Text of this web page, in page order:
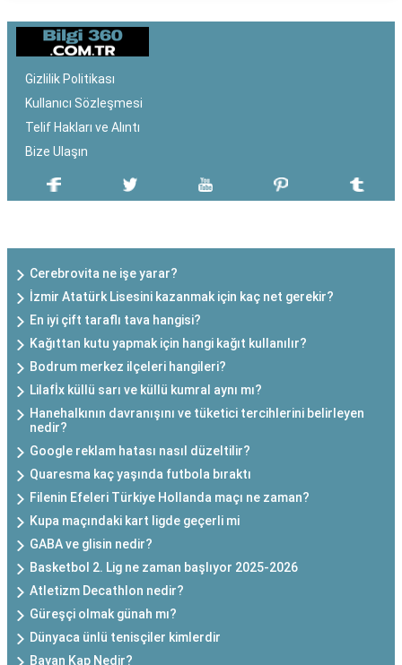
Gizlilik Politikası
Kullanıcı Sözleşmesi
Telif Hakları ve Alıntı
Bize Ulaşın
Cerebrovita ne işe yarar?
İzmir Atatürk Lisesini kazanmak için kaç net gerekir?
En iyi çift taraflı tava hangisi?
Kağıttan kutu yapmak için hangi kağıt kullanılır?
Bodrum merkez ilçeleri hangileri?
Lilafİx küllü sarı ve küllü kumral aynı mı?
Hanehalkının davranışını ve tüketici tercihlerini belirleyen
nedir?
Google reklam hatası nasıl düzeltilir?
Quaresma kaç yaşında futbola bıraktı
Filenin Efeleri Türkiye Hollanda maçı ne zaman?
Kupa maçındaki kart ligde geçerli mi
GABA ve glisin nedir?
Basketbol 2. Lig ne zaman başlıyor 2025-2026
Atletizm Decathlon nedir?
Güreşçi olmak günah mı?
Dünyaca ünlü tenisçiler kimlerdir
Bayan Kap Nedir?